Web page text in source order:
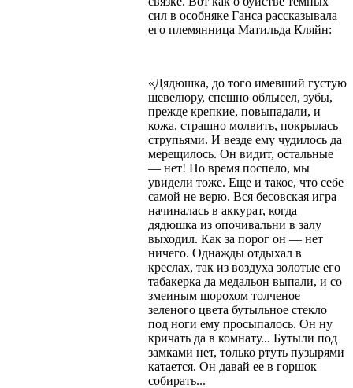
сил в особняке Ганса рассказывала
его племянница Матильда Кляйн:
«Дядюшка, до того имевший густую
шевелюру, спешно облысел, зубы,
прежде крепкие, повыпадали, и
кожа, страшно молвить, покрылась
струпьями. И везде ему чудилось да
мерещилось. Он видит, остальные
— нет! Но время поспело, мы
увидели тоже. Еще и такое, что себе
самой не верю. Вся бесовская игра
начиналась в аккурат, когда
дядюшка из опочивальни в залу
выходил. Как за порог он — нет
ничего. Однажды отдыхал в
креслах, так из воздуха золотые его
табакерка да медальон выпали, и со
змеиным шорохом толченое
зеленого цвета бутыльное стекло
под ноги ему просыпалось. Он ну
кричать да в комнату... Бутыли под
замками нет, только ртуть пузырями
катается. Он давай ее в горшок
собирать...